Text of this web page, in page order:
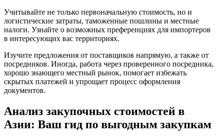
Учитывайте не только первоначальную стоимость, но и
логистические затраты, таможенные пошлины и местные
налоги. Узнайте о возможных преференциях для импортеров
в интересующих вас территориях.
Изучите предложения от поставщиков напрямую, а также от
посредников. Иногда, работа через проверенного посредника,
хорошо знающего местный рынок, помогает избежать
скрытых платежей и упрощает процесс оформления
документов.
Анализ закупочных стоимостей в
Азии: Ваш гид по выгодным закупкам